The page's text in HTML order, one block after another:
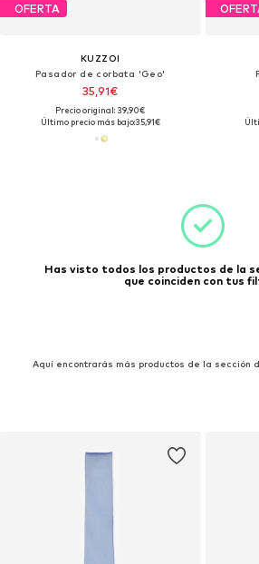
OFERTA
KUZZOI
Pasador de corbata 'Geo'
35,91€
Precio original: 39,90€
Último precio más bajo:35,91€
Has visto todos los productos de la
que coinciden con tus
Aquí encontrarás más productos de la sección